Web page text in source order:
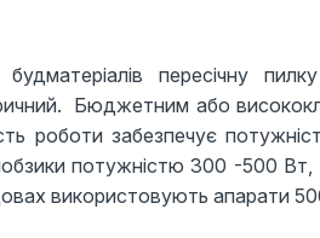
пересічну
Бюджетним або
роботи забезпечує
потужністю 300 -500 Вт,
використовують апарати